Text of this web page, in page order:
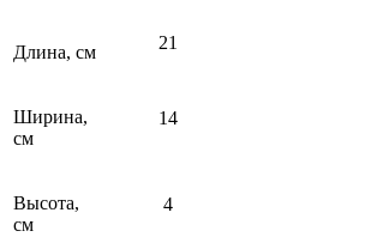
Длина, см 21
Ширина,
см
14
Высота,
см
4